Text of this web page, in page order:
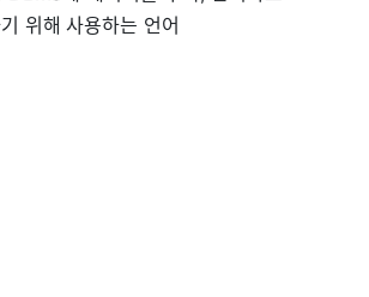
위해 사용하는 언어